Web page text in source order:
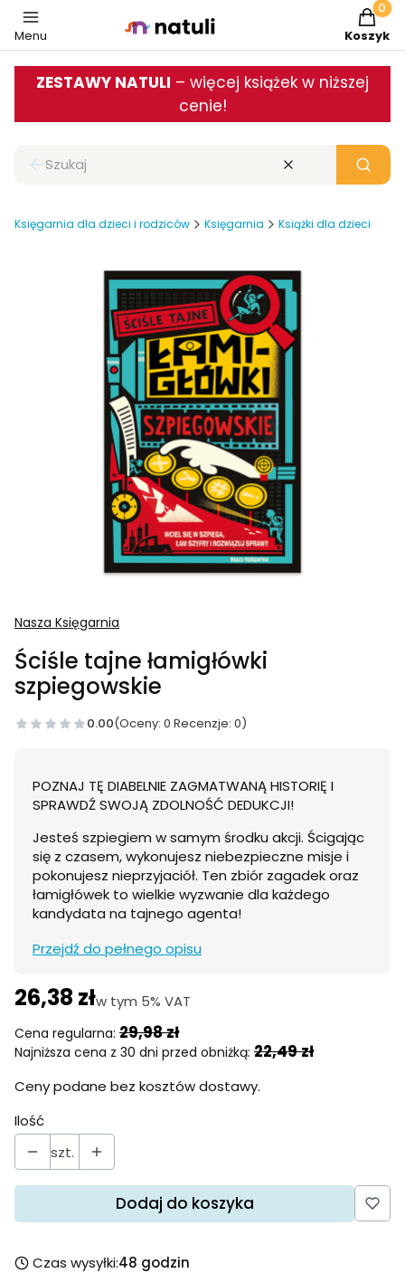
Menu Koszyk
ZESTAWY NATULI – więcej książek w niższej
cenie!
Zamknij wyszukiwarkę Wyczyść Szukaj
Księgarnia dla dzieci i rodziców Księgarnia Książki dla dzieci
Nasza Księgarnia
Ściśle tajne łamigłówki
szpiegowskie
0.00(Oceny: 0 Recenzje: 0)
POZNAJ TĘ DIABELNIE ZAGMATWANĄ HISTORIĘ I
SPRAWDŹ SWOJĄ ZDOLNOŚĆ DEDUKCJI!
Jesteś szpiegiem w samym środku akcji. Ścigając
się z czasem, wykonujesz niebezpieczne misje i
pokonujesz nieprzyjaciół. Ten zbiór zagadek oraz
łamigłówek to wielkie wyzwanie dla każdego
kandydata na tajnego agenta!
Przejdź do pełnego opisu
26,38 złw tym 5% VAT
w tym 5% VAT
Cena regularna: 29,98 zł
Najniższa cena z 30 dni przed obniżką: 22,49 zł
Ceny podane bez kosztów dostawy.
Ilość
szt.
Dodaj do koszyka
Czas wysyłki:48 godzin